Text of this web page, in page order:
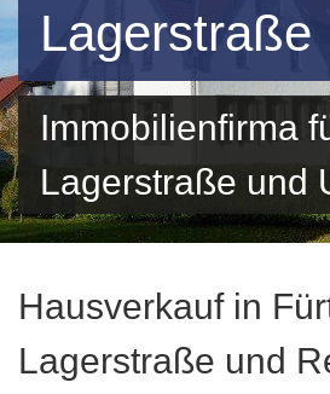
Lagerstraße
Immobilienfirma
Lagerstraße und
Hausverkauf in
Lagerstraße und